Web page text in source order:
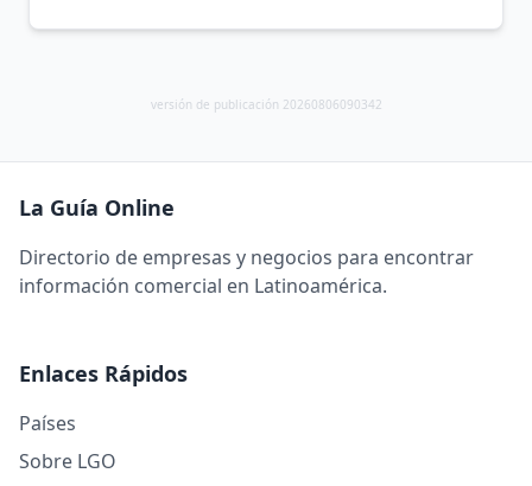
versión de publicación 20260806090342
La Guía Online
Directorio de empresas y negocios para encontrar
información comercial en Latinoamérica.
Enlaces Rápidos
Países
Sobre LGO